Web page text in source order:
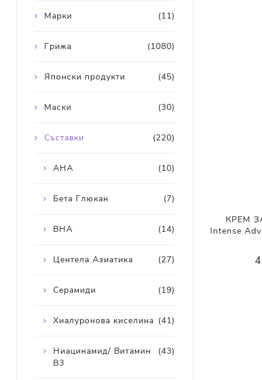
КРЕМ
Intense
(11)
Марки
(1080)
Грижа
(45)
Японски продукти
(30)
Маски
(220)
Съставки
(10)
AHA
(7)
Бета Глюкан
(14)
BHA
(27)
Центела Азиатика
(19)
Серамиди
(41)
Хиалуронова киселина
(43)
Ниацинамид/ Витамин
В3